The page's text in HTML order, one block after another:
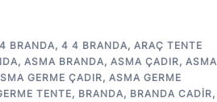
BRANDA, 4 4 BRANDA, ARAÇ TENTE
, ASMA BRANDA, ASMA ÇADIR, ASMA
GERME ÇADIR, ASMA GERME
TENTE, BRANDA, BRANDA CADIR,